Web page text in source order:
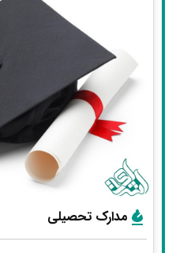
مدارک تحصیلی